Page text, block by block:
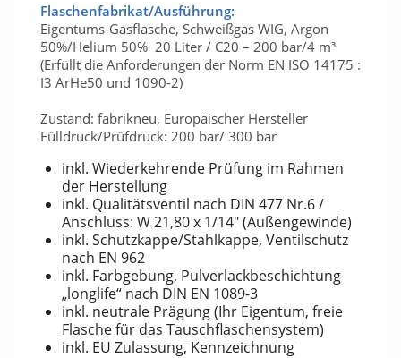
Flaschenfabrikat/Ausführung:
Eigentums-Gasflasche, Schweißgas WIG, Argon
50%/Helium 50% 20 Liter / C20 – 200 bar/4 m³
(Erfüllt die Anforderungen der Norm EN ISO 14175 :
I3 ArHe50 und 1090-2)
Zustand: fabrikneu, Europäischer Hersteller
Fülldruck/Prüfdruck: 200 bar/ 300 bar
inkl. Wiederkehrende Prüfung im Rahmen
der Herstellung
inkl. Qualitätsventil nach DIN 477 Nr.6 /
Anschluss: W 21,80 x 1/14" (Außengewinde)
inkl. Schutzkappe/Stahlkappe, Ventilschutz
nach EN 962
inkl. Farbgebung, Pulverlackbeschichtung
„longlife“ nach DIN EN 1089-3
inkl. neutrale Prägung (Ihr Eigentum, freie
Flasche für das Tauschflaschensystem)
inkl. EU Zulassung, Kennzeichnung